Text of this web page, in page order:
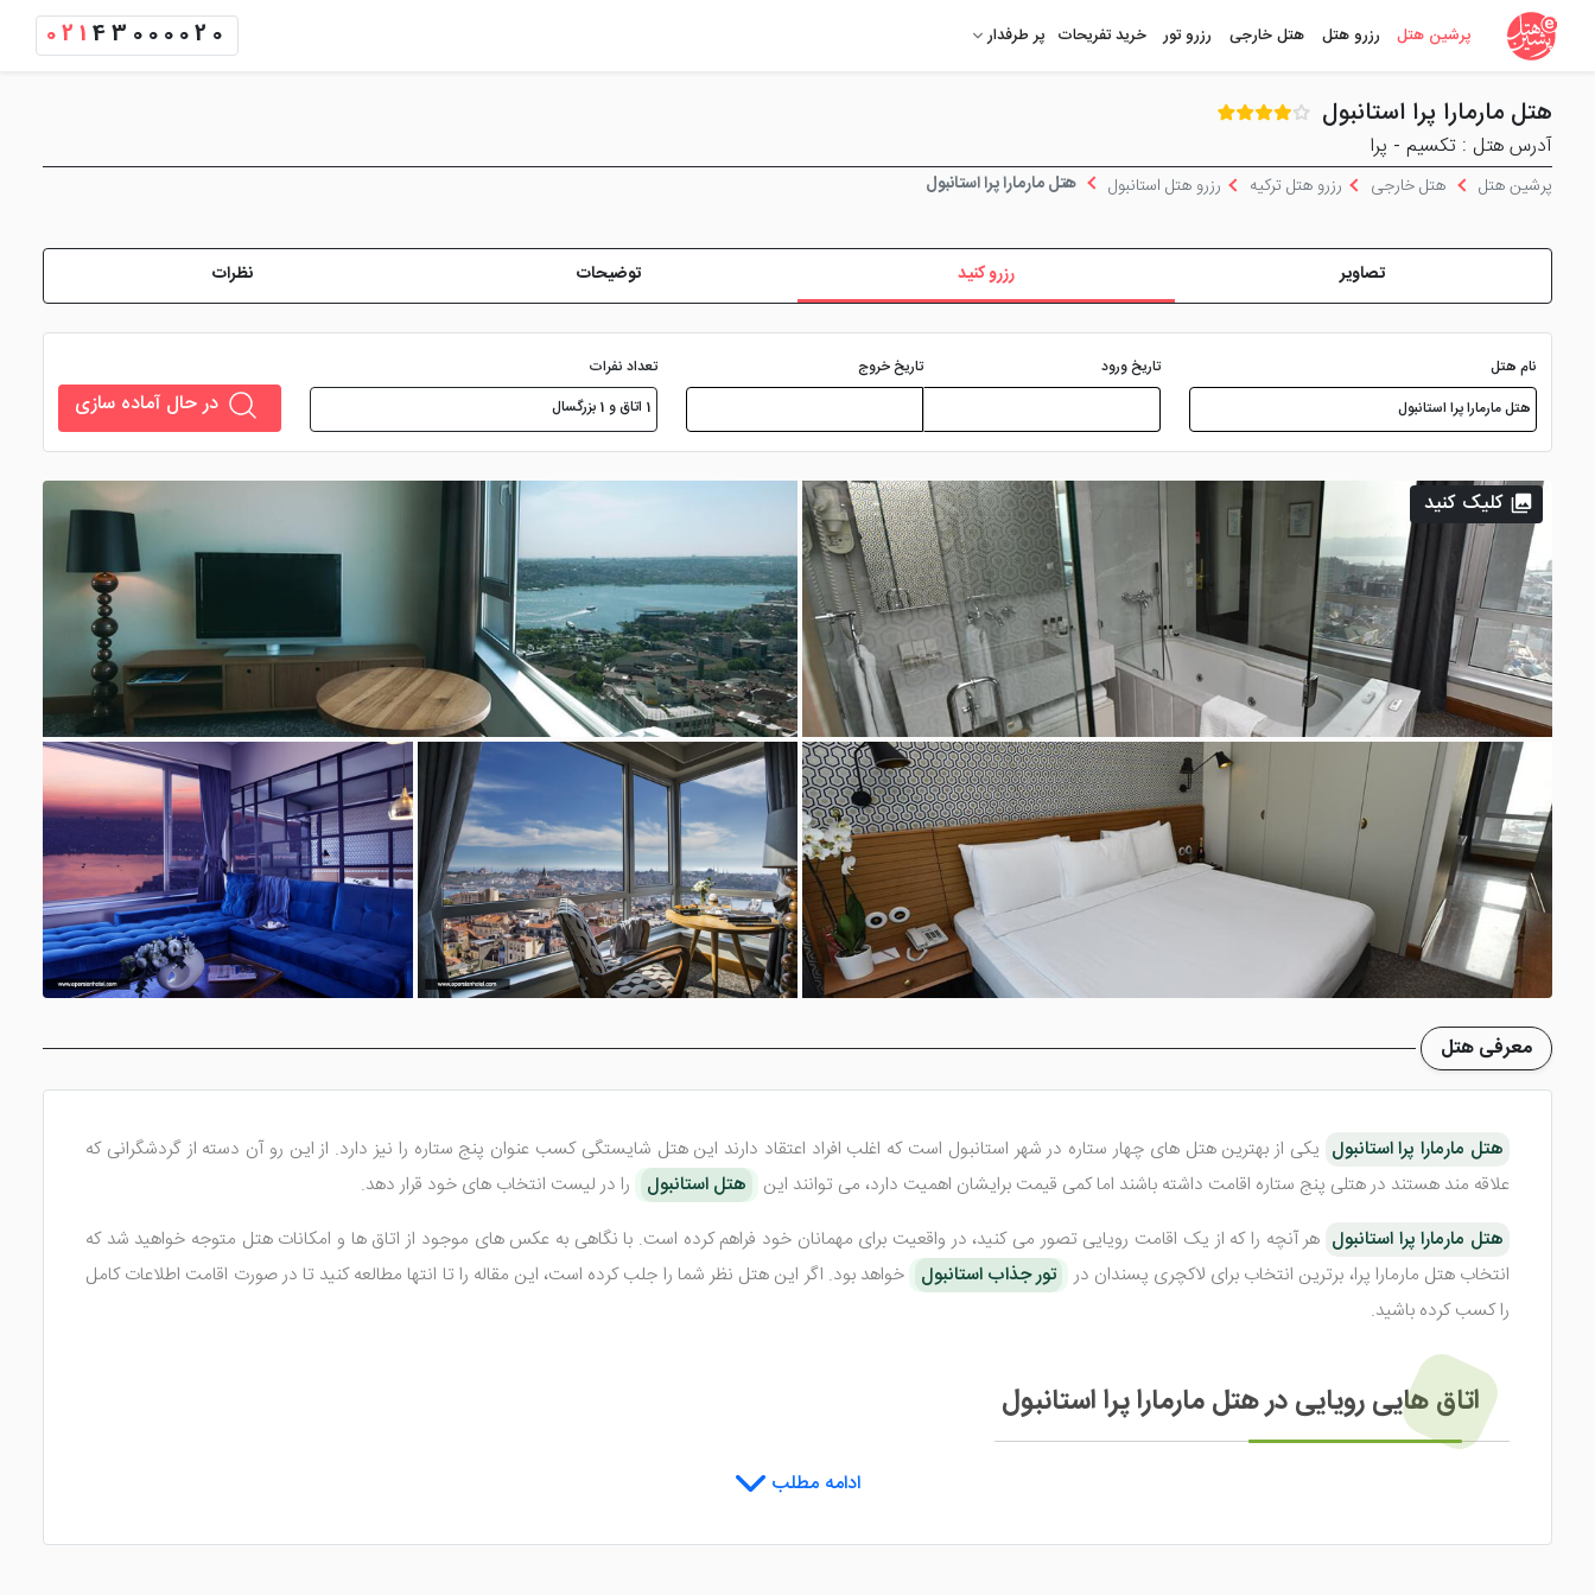
پرشین هتل رزرو هتل هتل خارجی رزرو تور خرید تفریحات پر طرفدار 021 43000020
هتل مارمارا پرا استانبول
آدرس هتل : تکسیم - پرا
پرشین هتل هتل خارجی رزرو هتل ترکیه رزرو هتل استانبول هتل مارمارا پرا استانبول
تصاویر رزرو کنید توضیحات نظرات
نام هتل تاریخ ورود تاریخ خروج
تعداد نفرات
1 اتاق و 1 بزرگسال
در حال آماده سازی
کلیک کنید
معرفی هتل
هتل مارمارا پرا استانبول یکی از بهترین هتل های چهار ستاره در شهر استانبول است که اغلب افراد اعتقاد دارند این هتل شایستگی کسب عنوان پنج ستاره را نیز دارد. از این رو آن دسته از گردشگرانی که
علاقه مند هستند در هتلی پنج ستاره اقامت داشته باشند اما کمی قیمت برایشان اهمیت دارد، می توانند این
هتل استانبول
را در لیست انتخاب های خود قرار دهد.
هتل مارمارا پرا استانبول هر آنچه را که از یک اقامت رویایی تصور می کنید، در واقعیت برای مهمانان خود فراهم کرده است. با نگاهی به عکس های موجود از اتاق ها و امکانات هتل متوجه خواهید شد که
انتخاب هتل مارمارا پرا، برترین انتخاب برای لاکچری پسندان در تور جذاب استانبول خواهد بود. اگر این هتل نظر شما را جلب کرده است، این مقاله را تا انتها مطالعه کنید تا در صورت اقامت اطلاعات کامل
را کسب کرده باشید.
اتاق هایی رویایی در هتل مارمارا پرا استانبول
دارای اتاق هایی فوق العاده با طراحی بی نظیر می باشد که نگاه هر بیننده ای را برای لحظه ای به خود خیره نگه می دارد. تصور کنید در تراس با ویوی فوق العاده شهر داخل
ادامه مطلب